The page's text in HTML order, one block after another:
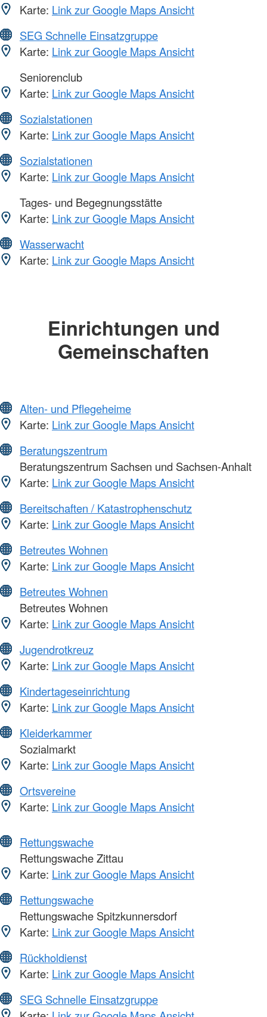
Karte: Link zur Google Maps Ansicht
SEG Schnelle Einsatzgruppe
Karte: Link zur Google Maps Ansicht
Seniorenclub
Karte: Link zur Google Maps Ansicht
Sozialstationen
Karte: Link zur Google Maps Ansicht
Sozialstationen
Karte: Link zur Google Maps Ansicht
Tages- und Begegnungsstätte
Karte: Link zur Google Maps Ansicht
Wasserwacht
Karte: Link zur Google Maps Ansicht
Einrichtungen und
Gemeinschaften
Alten- und Pflegeheime
Karte: Link zur Google Maps Ansicht
Beratungszentrum
Beratungszentrum Sachsen und Sachsen-Anhalt
Karte: Link zur Google Maps Ansicht
Bereitschaften / Katastrophenschutz
Karte: Link zur Google Maps Ansicht
Betreutes Wohnen
Karte: Link zur Google Maps Ansicht
Betreutes Wohnen
Betreutes Wohnen
Karte: Link zur Google Maps Ansicht
Jugendrotkreuz
Karte: Link zur Google Maps Ansicht
Kindertageseinrichtung
Karte: Link zur Google Maps Ansicht
Kleiderkammer
Sozialmarkt
Karte: Link zur Google Maps Ansicht
Ortsvereine
Karte: Link zur Google Maps Ansicht
Rettungswache
Rettungswache Zittau
Karte: Link zur Google Maps Ansicht
Rettungswache
Rettungswache Spitzkunnersdorf
Karte: Link zur Google Maps Ansicht
Rückholdienst
Karte: Link zur Google Maps Ansicht
SEG Schnelle Einsatzgruppe